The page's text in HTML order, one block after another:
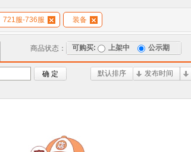
721服-736服 装备
商品状态： 可购买: 上架中 公示期
确 定 默认排序 发布时间